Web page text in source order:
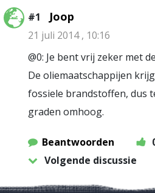
#1 Joop
21 juli 2014 , 10:16
@0: Je bent vrij zeker met
De oliemaatschappijen
fossiele brandstoffen, dus
graden omhoog.
Beantwoorden
Volgende discussie